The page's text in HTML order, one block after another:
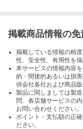
掲載商品情報の
掲載している情報の精
性、安全性、有用性を
本サービスの情報内容
的・間接的あるいは損
供会社各社および商品
製品に関しましては製
問、各店舗サービスの
お問い合わせください。
ポイント・支払額の正
ださい。